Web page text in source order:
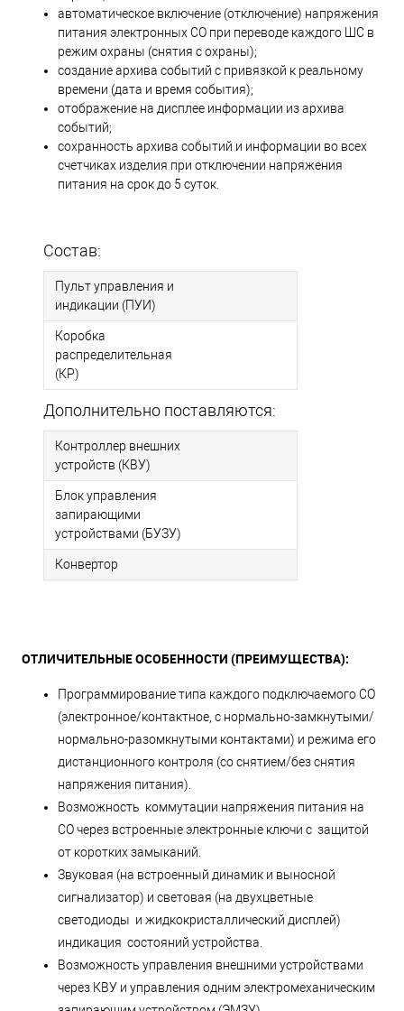
автоматическое включение (отключение) напряжения
питания электронных СО при переводе каждого ШС в
режим охраны (снятия с охраны);
создание архива событий с привязкой к реальному
времени (дата и время события);
отображение на дисплее информации из архива
событий;
сохранность архива событий и информации во всех
счетчиках изделия при отключении напряжения
питания на срок до 5 суток.
Состав:
Пульт управления и
индикации (ПУИ)
Коробка
распределительная
(КР)
Дополнительно поставляются:
Контроллер внешних
устройств (КВУ)
Блок управления
запирающими
устройствами (БУЗУ)
Конвертор
ОТЛИЧИТЕЛЬНЫЕ ОСОБЕННОСТИ (ПРЕИМУЩЕСТВА):
Программирование типа каждого подключаемого СО
(электронное/контактное, с нормально-замкнутыми/
нормально-разомкнутыми контактами) и режима его
дистанционного контроля (со снятием/без снятия
напряжения питания).
Возможность коммутации напряжения питания на
СО через встроенные электронные ключи с защитой
от коротких замыканий.
Звуковая (на встроенный динамик и выносной
сигнализатор) и световая (на двухцветные
светодиоды и жидкокристаллический дисплей)
индикация состояний устройства.
Возможность управления внешними устройствами
через КВУ и управления одним электромеханическим